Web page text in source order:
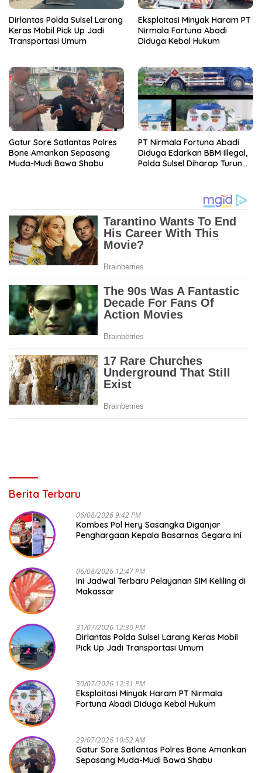
Dirlantas Polda Sulsel Larang
Keras Mobil Pick Up Jadi
Transportasi Umum
Eksploitasi Minyak Haram PT
Nirmala Fortuna Abadi
Diduga Kebal Hukum
Gatur Sore Satlantas Polres
Bone Amankan Sepasang
Muda-Mudi Bawa Shabu
PT Nirmala Fortuna Abadi
Diduga Edarkan BBM Illegal,
Polda Sulsel Diharap Turun
Berita Terbaru
06/08/2026 9:42 PM
Kombes Pol Hery Sasangka Diganjar
Penghargaan Kepala Basarnas Gegara Ini
06/08/2026 12:47 PM
Ini Jadwal Terbaru Pelayanan SIM Keliling di
Makassar
31/07/2026 12:30 PM
Dirlantas Polda Sulsel Larang Keras Mobil
Pick Up Jadi Transportasi Umum
30/07/2026 12:31 PM
Eksploitasi Minyak Haram PT Nirmala
Fortuna Abadi Diduga Kebal Hukum
29/07/2026 10:52 AM
Gatur Sore Satlantas Polres Bone Amankan
Sepasang Muda-Mudi Bawa Shabu